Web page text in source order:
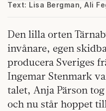
Text: Lisa Bergman, Ali
Den lilla orten
invånare, egen
producera Sveriges
Ingemar Stenmark
talet, Anja Pärson
och nu står hoppet